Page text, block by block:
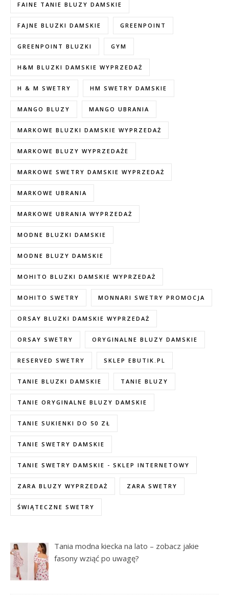
FAINE TANIE BLUZY DAMSKIE
FAJNE BLUZKI DAMSKIE GREENPOINT
GREENPOINT BLUZKI GYM
H&M BLUZKI DAMSKIE WYPRZEDAŻ
H & M SWETRY HM SWETRY DAMSKIE
MANGO BLUZY MANGO UBRANIA
MARKOWE BLUZKI DAMSKIE WYPRZEDAŻ
MARKOWE BLUZY WYPRZEDAŻE
MARKOWE SWETRY DAMSKIE WYPRZEDAŻ
MARKOWE UBRANIA
MARKOWE UBRANIA WYPRZEDAŻ
MODNE BLUZKI DAMSKIE
MODNE BLUZY DAMSKIE
MOHITO BLUZKI DAMSKIE WYPRZEDAŻ
MOHITO SWETRY MONNARI SWETRY PROMOCJA
ORSAY BLUZKI DAMSKIE WYPRZEDAŻ
ORSAY SWETRY ORYGINALNE BLUZY DAMSKIE
RESERVED SWETRY SKLEP EBUTIK.PL
TANIE BLUZKI DAMSKIE TANIE BLUZY
TANIE ORYGINALNE BLUZY DAMSKIE
TANIE SUKIENKI DO 50 ZŁ
TANIE SWETRY DAMSKIE
TANIE SWETRY DAMSKIE - SKLEP INTERNETOWY
ZARA BLUZY WYPRZEDAŻ ZARA SWETRY
ŚWIĄTECZNE SWETRY
Tania modna kiecka na lato – zobacz jakie
fasony wziąć po uwagę?